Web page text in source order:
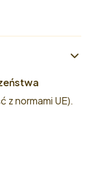
z normami UE).